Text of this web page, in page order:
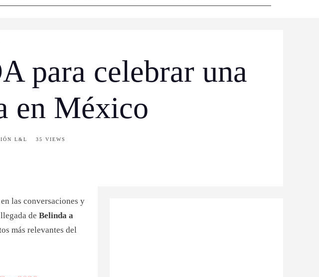
para celebrar una
en México
L&L 35 VIEWS
las conversaciones y
de Belinda a
más relevantes del